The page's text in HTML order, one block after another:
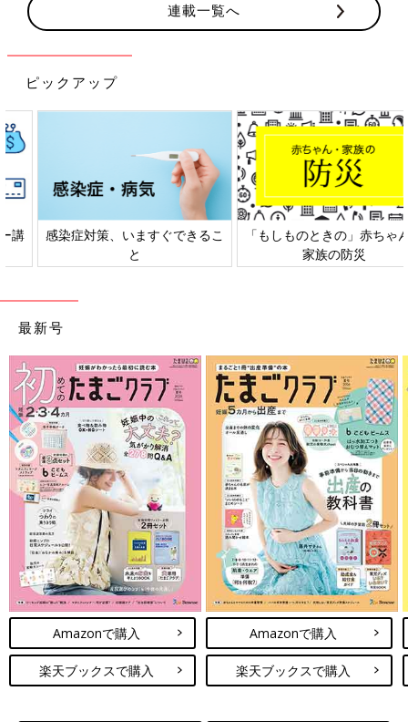
連載一覧へ
ピックアップ
感染症対策、いますぐできるこ
「もしものときの」赤ちゃん・
家族の防災
最新号
Amazonで購入
楽天ブックスで購入
Amazonで購入
楽天ブックスで購入